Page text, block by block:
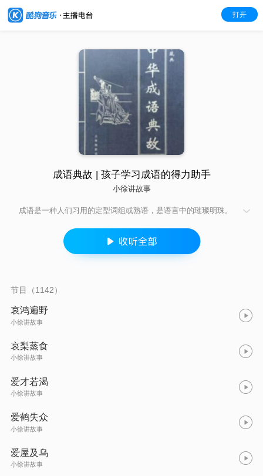
打开
成语典故 | 孩子学习成语的得力助手
小徐讲故事
成语是一种人们习用的定型词组或熟语，是语言中的璀璨明珠。
集大成者，共有将近2000则典故。
节目（1142）
哀鸿遍野
小徐讲故事
哀梨蒸食
小徐讲故事
爱才若渴
小徐讲故事
爱鹤失众
小徐讲故事
爱屋及乌
小徐讲故事